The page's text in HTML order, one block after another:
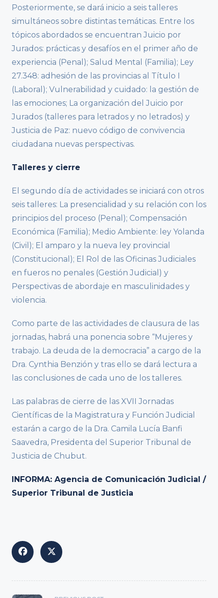
Posteriormente, se dará inicio a seis talleres
simultáneos sobre distintas temáticas. Entre los
tópicos abordados se encuentran Juicio por
Jurados: prácticas y desafíos en el primer año de
experiencia (Penal); Salud Mental (Familia); Ley
27.348: adhesión de las provincias al Título I
(Laboral); Vulnerabilidad y cuidado: la gestión de
las emociones; La organización del Juicio por
Jurados (talleres para letrados y no letrados) y
Justicia de Paz: nuevo código de convivencia
ciudadana nuevas perspectivas.
Talleres y cierre
El segundo día de actividades se iniciará con otros
seis talleres: La presencialidad y su relación con los
principios del proceso (Penal); Compensación
Económica (Familia); Medio Ambiente: ley Yolanda
(Civil); El amparo y la nueva ley provincial
(Constitucional); El Rol de las Oficinas Judiciales
en fueros no penales (Gestión Judicial) y
Perspectivas de abordaje en masculinidades y
violencia.
Como parte de las actividades de clausura de las
jornadas, habrá una ponencia sobre “Mujeres y
trabajo. La deuda de la democracia” a cargo de la
Dra. Cynthia Benzión y tras ello se dará lectura a
las conclusiones de cada uno de los talleres.
Las palabras de cierre de las XVII Jornadas
Científicas de la Magistratura y Función Judicial
estarán a cargo de la Dra. Camila Lucía Banfi
Saavedra, Presidenta del Superior Tribunal de
Justicia de Chubut.
INFORMA: Agencia de Comunicación Judicial /
Superior Tribunal de Justicia